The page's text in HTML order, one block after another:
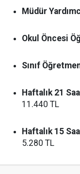
Müdür
Okul Öncesi
Sınıf
Haftalık 21
11.440 TL
Haftalık 15
5.280 TL